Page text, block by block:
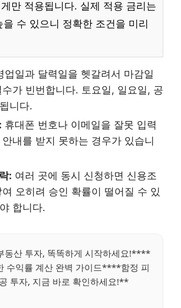
만 적용됩니다. 실제 적용 금리는
수 있으니 정확한 조건을 미리
업일과 달력일을 헷갈려서 마감일
가 빈번합니다. 토요일, 일요일, 공
니다.
휴대폰 번호나 이메일을 잘못 입력
내를 받지 못하는 경우가 있습니
: 여러 곳에 동시 신청하면 신용조
오히려 승인 확률이 떨어질 수 있
합니다.
동산 투자, 똑똑하게 시작하세요!****
수익률 계산 완벽 가이드****함정 피
투자, 지금 바로 확인하세요!**